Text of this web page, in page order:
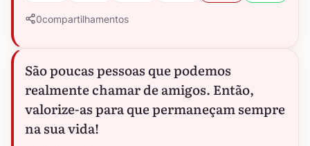
0compartilhamentos
São poucas pessoas que podemos
realmente chamar de amigos. Então,
valorize-as para que permaneçam sempre
na sua vida!